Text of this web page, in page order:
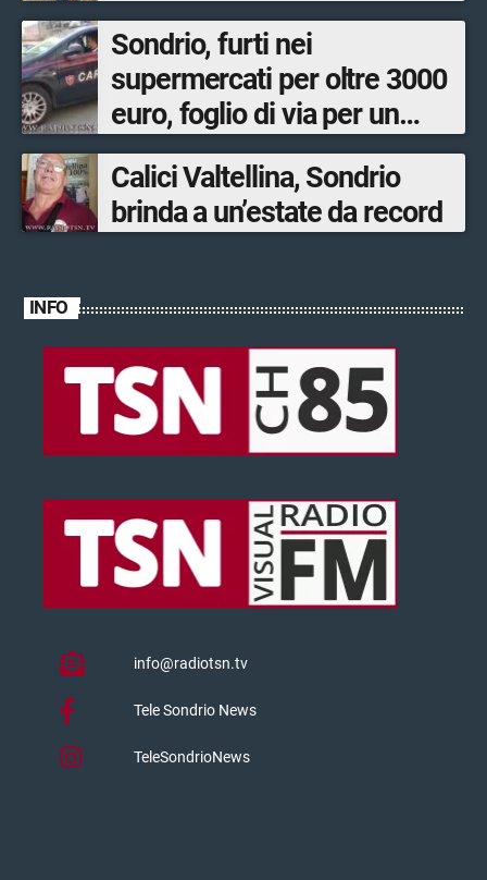
Sondrio, furti nei
supermercati per oltre 3000
euro, foglio di via per un
ventinovenne
Calici Valtellina, Sondrio
brinda a un’estate da record
INFO
info@radiotsn.tv
Tele Sondrio News
TeleSondrioNews